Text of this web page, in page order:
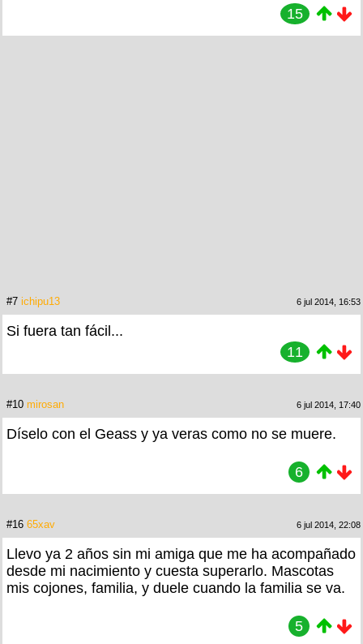
15
#7 ichipu13 6 jul 2014, 16:53
Si fuera tan fácil...
11
#10 mirosan 6 jul 2014, 17:40
Díselo con el Geass y ya veras como no se muere.
6
#16 65xav 6 jul 2014, 22:08
Llevo ya 2 años sin mi amiga que me ha acompañado
desde mi nacimiento y cuesta superarlo. Mascotas
mis cojones, familia, y duele cuando la familia se va.
5